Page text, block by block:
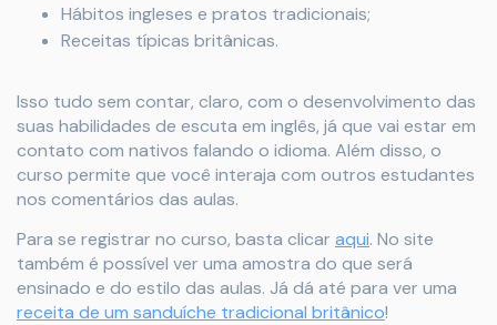
Hábitos ingleses e pratos tradicionais;
Receitas típicas britânicas.
Isso tudo sem contar, claro, com o desenvolvimento das
suas habilidades de escuta em inglês, já que vai estar em
contato com nativos falando o idioma. Além disso, o
curso permite que você interaja com outros estudantes
nos comentários das aulas.
Para se registrar no curso, basta clicar aqui. No site
também é possível ver uma amostra do que será
ensinado e do estilo das aulas. Já dá até para ver uma
receita de um sanduíche tradicional britânico!